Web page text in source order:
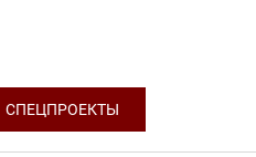
СПЕЦПРОЕКТЫ